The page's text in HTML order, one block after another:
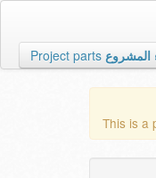
Project parts المشروع
This is a